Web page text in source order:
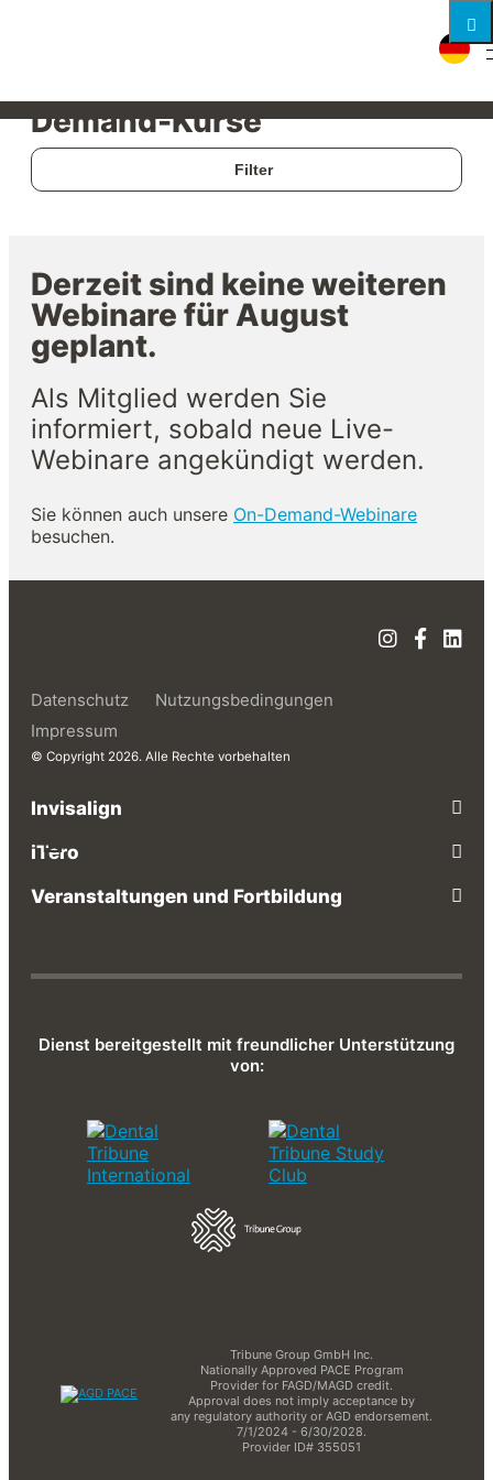
Demand-Kurse
Filter
Derzeit sind keine weiteren
Webinare für August
geplant.
Als Mitglied werden Sie
informiert, sobald neue Live-
Webinare angekündigt werden.
Sie können auch unsere On-Demand-Webinare
besuchen.
Datenschutz
Nutzungsbedingungen
Impressum
© Copyright 2026. Alle Rechte vorbehalten
Invisalign
iTero
Veranstaltungen und Fortbildung
Dienst bereitgestellt mit freundlicher Unterstützung
von:
Tribune Group GmbH Inc.
Nationally Approved PACE Program
Provider for FAGD/MAGD credit.
Approval does not imply acceptance by
any regulatory authority or AGD endorsement.
7/1/2024 - 6/30/2028.
Provider ID# 355051